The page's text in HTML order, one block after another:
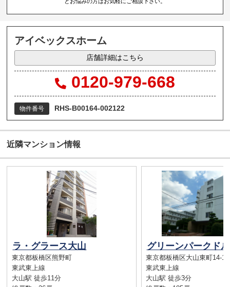
アイベックスホーム
店舗詳細はこちら
0120-979-668
物件番号 RHS-B00164-002122
近隣マンション情報
ラ・グラース大山
東京都板橋区熊野町
東武東上線
大山駅 徒歩11分
グリーンパークド
東京都板橋区大山東町14-1
東武東上線
大山駅 徒歩3分